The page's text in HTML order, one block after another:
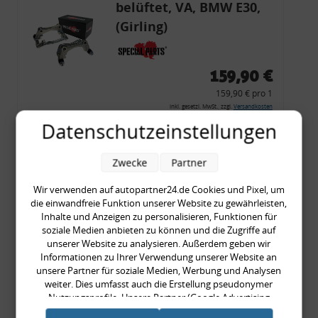
belüftet, VA, BMW E30,
(Girling)
159,90 €
159,90 € pro 1
inkl. gesetzl. MwSt., zzgl. Versandkosten
Merkzettel
Zum Artikel
Bremsen-Umbausatz,
VA + HA, BMW E30, 5 x
120, Ø 260/258 mm,
Bremsscheiben,
Radlager
499,90 €
Datenschutzeinstellungen
Wir verwenden auf autopartner24.de Cookies und Pixel, um
die einwandfreie Funktion unserer Website zu gewährleisten,
Inhalte und Anzeigen zu personalisieren, Funktionen für
soziale Medien anbieten zu können und die Zugriffe auf
unserer Website zu analysieren. Außerdem geben wir
Informationen zu Ihrer Verwendung unserer Website an
unsere Partner für soziale Medien, Werbung und Analysen
weiter. Dies umfasst auch die Erstellung pseudonymer
Nutzungsprofile. Unsere Partner (Google Advertising
Products) führen diese Informationen möglicherweise mit
Zwecke Partner